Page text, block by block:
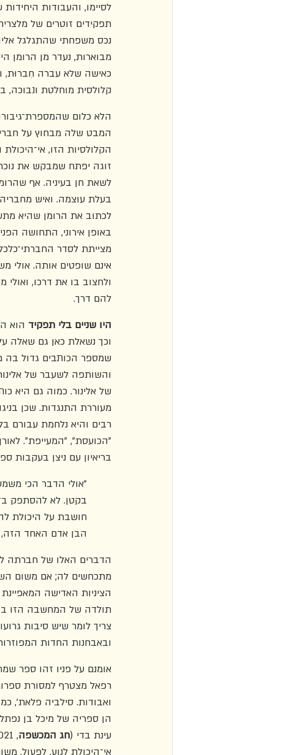
לסיימו, והעבודות
תפקידים זוטרים של
נכס משפחתי שהתגלגל
מבוארות, נעדר מן הרומן
כאישה שלא עברה חִברוּת,
קלולסית מוחלטת ונבוכה,
הלא כלום
המבט שלה מבחוץ על
הקלולסיות הזו,
זוגה יפתח שמבקש את
לשאת חן בעיניה. אף
בעלת עוצמה. ואיש מחבריה
לכתוב את הרומן שהיא
באופן אירוני, התחושה
מצייתת לסדר
אינם שופטים אותה. אולי
ולחצוב בו את דרכו,
להם דרך.
היו שניים בלי תפקיד הוא
וכך נשאלת כאן גם שאלה
שמספר הכותבים גדול בה
והשותפה לשעבר של
של אלינור. כמוה גם היא
מעוררת התנגדות. שכן
רבים והיא נלחמת עבורם
"הכועסת", "המעייפת".
בריאיון עם ניצן בעקבות
"אולי הדבר הכי
בקטן. לא להסתפק
חושבת על היכולת
הבן אדם האחד הזה,
הדברים האלו של חברתה
מתכחשים לה; אם משום
הציניות האדישה
תולדה של המחשבה הזו
צריך לומר שיש סיבות
ובאבחנות החדות
אומנם על פניו זהו ספר
רפאל מצטרף למסורת
ואבודות. סילביה פלאת',
הן ספריה של מיכל בן
עינת בדי (חג המכשפה
אי־היכולת לנוע, לפעול,